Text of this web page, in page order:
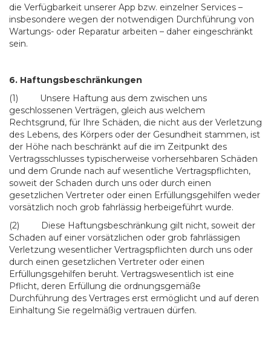
die Verfügbarkeit unserer App bzw. einzelner Services –
insbesondere wegen der notwendigen Durchführung von
Wartungs- oder Reparatur arbeiten – daher eingeschränkt
sein.
6. Haftungsbeschränkungen
(1) Unsere Haftung aus dem zwischen uns
geschlossenen Verträgen, gleich aus welchem
Rechtsgrund, für Ihre Schäden, die nicht aus der Verletzung
des Lebens, des Körpers oder der Gesundheit stammen, ist
der Höhe nach beschränkt auf die im Zeitpunkt des
Vertragsschlusses typischerweise vorhersehbaren Schäden
und dem Grunde nach auf wesentliche Vertragspflichten,
soweit der Schaden durch uns oder durch einen
gesetzlichen Vertreter oder einen Erfüllungsgehilfen weder
vorsätzlich noch grob fahrlässig herbeigeführt wurde.
(2) Diese Haftungsbeschränkung gilt nicht, soweit der
Schaden auf einer vorsätzlichen oder grob fahrlässigen
Verletzung wesentlicher Vertragspflichten durch uns oder
durch einen gesetzlichen Vertreter oder einen
Erfüllungsgehilfen beruht. Vertragswesentlich ist eine
Pflicht, deren Erfüllung die ordnungsgemäße
Durchführung des Vertrages erst ermöglicht und auf deren
Einhaltung Sie regelmäßig vertrauen dürfen.